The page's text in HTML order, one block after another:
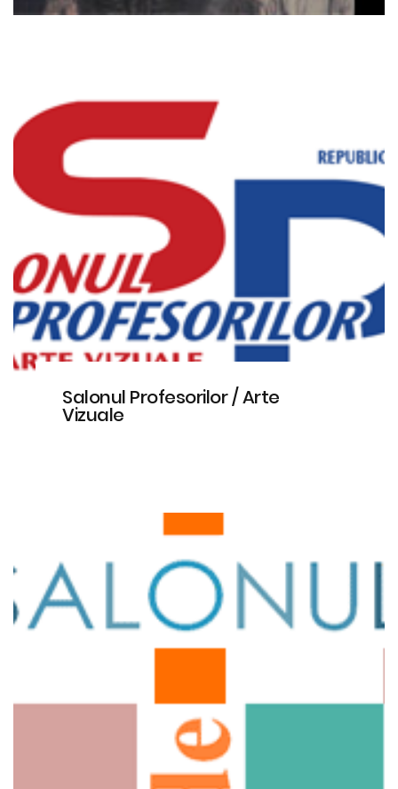
Salonul Profesorilor / Arte
Vizuale